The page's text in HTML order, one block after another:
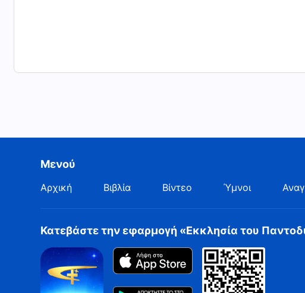
Μενού
Αρχική Βιβλία Βίντεο Ύμνοι
Κατεβάστε την εφαρμογή «Εκκλησία του